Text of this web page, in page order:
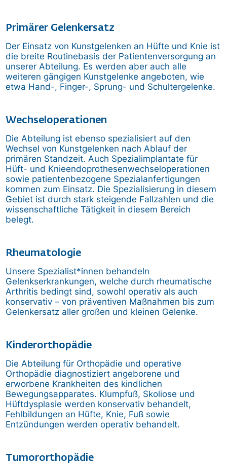
Primärer Gelenkersatz
Der Einsatz von Kunstgelenken an Hüfte und Knie ist
die breite Routinebasis der Patientenversorgung an
unserer Abteilung. Es werden aber auch alle
weiteren gängigen Kunstgelenke angeboten, wie
etwa Hand-, Finger-, Sprung- und Schultergelenke.
Wechseloperationen
Die Abteilung ist ebenso spezialisiert auf den
Wechsel von Kunstgelenken nach Ablauf der
primären Standzeit. Auch Spezialimplantate für
Hüft- und Knieendoprothesenwechseloperationen
sowie patientenbezogene Spezialanfertigungen
kommen zum Einsatz. Die Spezialisierung in diesem
Gebiet ist durch stark steigende Fallzahlen und die
wissenschaftliche Tätigkeit in diesem Bereich
belegt.
Rheumatologie
Unsere Spezialist*innen behandeln
Gelenkserkrankungen, welche durch rheumatische
Arthritis bedingt sind, sowohl operativ als auch
konservativ – von präventiven Maßnahmen bis zum
Gelenkersatz aller großen und kleinen Gelenke.
Kinderorthopädie
Die Abteilung für Orthopädie und operative
Orthopädie diagnostiziert angeborene und
erworbene Krankheiten des kindlichen
Bewegungsapparates. Klumpfuß, Skoliose und
Hüftdysplasie werden konservativ behandelt,
Fehlbildungen an Hüfte, Knie, Fuß sowie
Entzündungen werden operativ behandelt.
Tumororthopädie